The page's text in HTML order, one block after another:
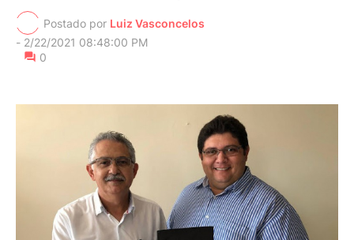
Postado por Luiz Vasconcelos
- 2/22/2021 08:48:00 PM
0